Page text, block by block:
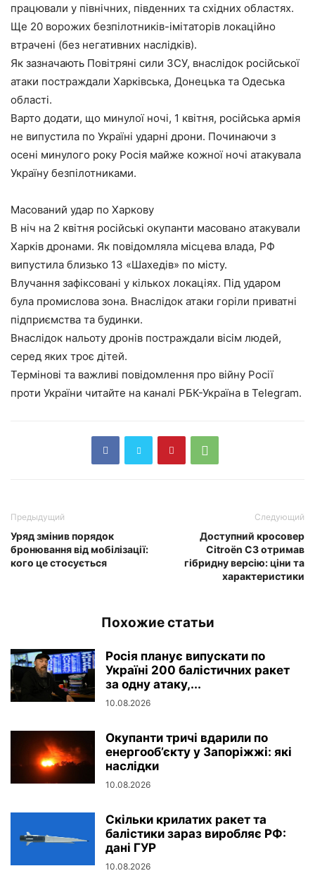
працювали у північних, південних та східних областях.
Ще 20 ворожих безпілотників-імітаторів локаційно
втрачені (без негативних наслідків).
Як зазначають Повітряні сили ЗСУ, внаслідок російської
атаки постраждали Харківська, Донецька та Одеська
області.
Варто додати, що минулої ночі, 1 квітня, російська армія
не випустила по Україні ударні дрони. Починаючи з
осені минулого року Росія майже кожної ночі атакувала
Україну безпілотниками.
Масований удар по Харкову
В ніч на 2 квітня російські окупанти масовано атакували
Харків дронами. Як повідомляла місцева влада, РФ
випустила близько 13 «Шахедів» по місту.
Влучання зафіксовані у кількох локаціях. Під ударом
була промислова зона. Внаслідок атаки горіли приватні
підприємства та будинки.
Внаслідок нальоту дронів постраждали вісім людей,
серед яких троє дітей.
Термінові та важливі повідомлення про війну Росії
проти України читайте на каналі РБК-Україна в Telegram.
Предыдущий
Уряд змінив порядок
бронювання від мобілізації:
кого це стосується
Следующий
Доступний кросовер
Citroën C3 отримав
гібридну версію: ціни та
характеристики
Похожие статьи
Росія планує випускати по
Україні 200 балістичних ракет
за одну атаку,...
10.08.2026
Окупанти тричі вдарили по
енергооб’єкту у Запоріжжі: які
наслідки
10.08.2026
Скільки крилатих ракет та
балістики зараз виробляє РФ:
дані ГУР
10.08.2026